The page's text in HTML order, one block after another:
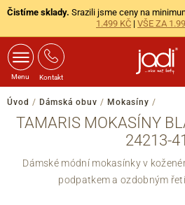
Čistíme sklady. Srazili jsme ceny na
1.499 KČ | VŠE ZA
Menu Kontakt
Úvod / Dámská obuv / Mokasíny /
TAMARIS MOKASÍNY
24213-41
Dámské módní mokasínky v
podpatkem a ozdobným